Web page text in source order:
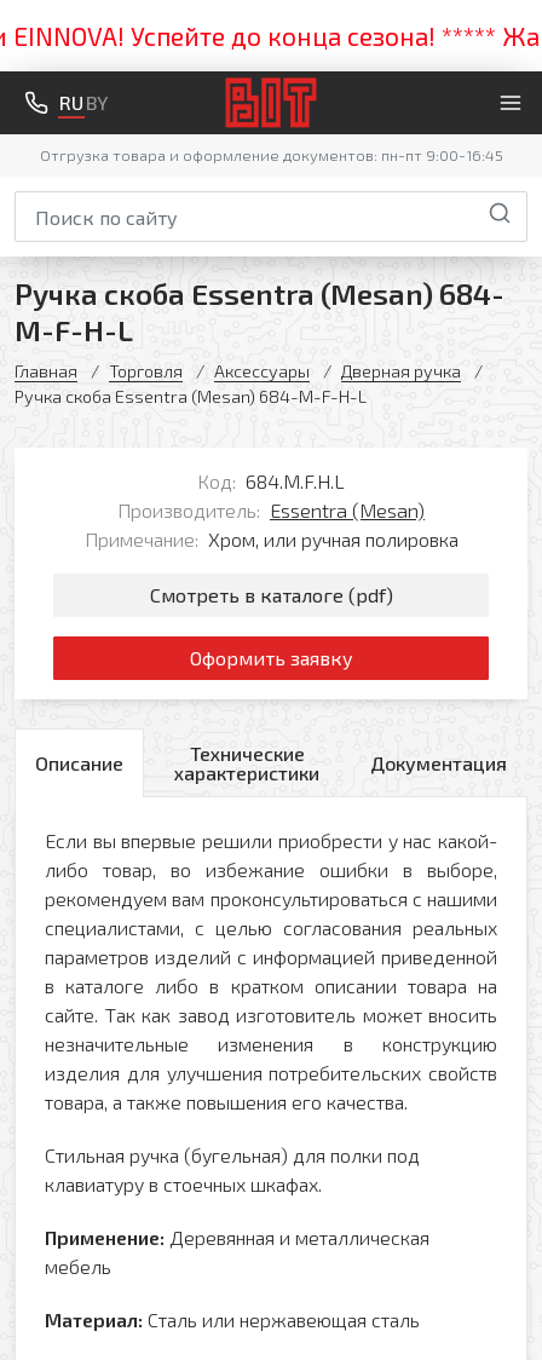
Успейте до конца сезона! *****
RU BY
Отгрузка товара и оформление документов: пн-пт 9:00-16:45
Ручка скоба Essentra (Mesan) 684-
M-F-H-L
Главная Торговля Аксессуары
Дверная ручка
Ручка скоба Essentra (Mesan) 684-M-F-H-L
Код: 684.M.F.H.L
Производитель: Essentra (Mesan)
Примечание: Хром, или ручная полировка
Смотреть в каталоге (pdf)
Оформить заявку
Описание
Технические
характеристики
Документация
Если вы впервые решили приобрести у нас какой-
либо товар, во избежание ошибки в выборе,
рекомендуем вам проконсультироваться с нашими
специалистами, с целью согласования реальных
параметров изделий с информацией приведенной
в каталоге либо в кратком описании товара на
сайте. Так как завод изготовитель может вносить
незначительные изменения в конструкцию
изделия для улучшения потребительских свойств
товара, а также повышения его качества.
Стильная ручка (бугельная) для полки под
клавиатуру в стоечных шкафах.
Применение: Деревянная и металлическая
мебель
Материал: Сталь или нержавеющая сталь